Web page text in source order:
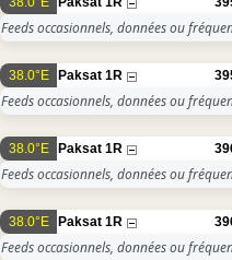
Feeds occasionnels, données ou
38.0°E Paksat 1R
Feeds occasionnels, données ou
38.0°E Paksat 1R
Feeds occasionnels, données ou
38.0°E Paksat 1R
Feeds occasionnels, données ou